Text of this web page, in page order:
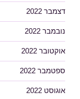
דצמבר 2022
נובמבר 2022
אוקטובר 2022
ספטמבר 2022
אוגוסט 2022